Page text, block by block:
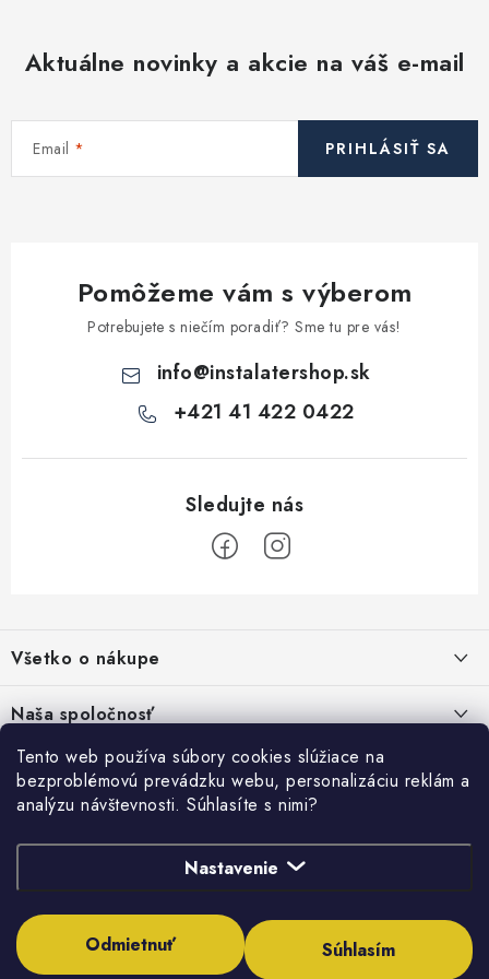
Tento web používa súbory cookies slúžiace na
bezproblémovú prevádzku webu, personalizáciu reklám a
analýzu návštevnosti. Súhlasíte s nimi?
Nastavenie
Odmietnuť Súhlasím
p
v
Aktuálne novinky a akcie na váš e-mail
Email PRIHLÁSIŤ SA
Pomôžeme vám s výberom
Potrebujete s niečím poradiť? Sme tu pre vás!
info@instalatershop.sk
+421 41 422 0422
p
ä
t
Všetko o nákupe
Kontakty
Obchodné podmienky
Podmienky ochrany osobných údajov
Moja objednávka
Naša spoločnosť
SHOWROOM - poradňa pre vaše projekty
PREDAJŇA - Raková
Stabilná spoločnosť od roku 2009
Prihlásenie
E-mail
Heslo
HĽADAŤ
Copyright 2026Inštalatérshop . Všetky práva vyhradené.Upraviť nastavenie
cookies